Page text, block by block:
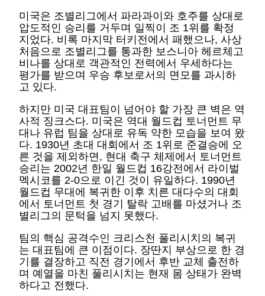
미국은 조별리그에서 파라과이와 호주를 상대로
압도적인 승리를 거두며 일찍이 조 1위를 확정
지었다. 비록 마지막 터키전에서 패했으나, 사상
처음으로 조별리그를 통과한 보스니아 헤르체고
비나를 상대로 객관적인 전력에서 우세하다는
평가를 받으며 우승 후보로서의 면모를 과시하
고 있다.
하지만 미국 대표팀이 넘어야 할 가장 큰 벽은 역
사적 징크스다. 미국은 역대 월드컵 토너먼트 무
대나 유럽 팀을 상대로 유독 약한 모습을 보여 왔
다. 1930년 초대 대회에서 조 1위로 준결승에 오
른 것을 제외하면, 현대 축구 체제에서 토너먼트
승리는 2002년 한일 월드컵 16강전에서 라이벌
멕시코를 2-0으로 이긴 것이 유일하다. 1990년
월드컵 무대에 복귀한 이후 치른 대다수의 대회
에서 토너먼트 첫 경기 탈락 고배를 마셨거나 조
별리그의 문턱을 넘지 못했다.
팀의 핵심 공격수인 크리스천 풀리시치의 복귀
는 대표팀에 큰 이점이다. 장딴지 부상으로 한 경
기를 결장하고 직전 경기에서 후반 교체 출전하
며 예열을 마친 풀리시치는 현재 몸 상태가 완벽
하다고 전했다.